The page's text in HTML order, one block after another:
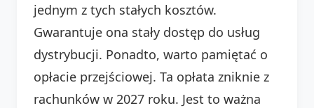
jednym z tych stałych kosztów.
Gwarantuje ona stały dostęp do usług
dystrybucji. Ponadto, warto pamiętać o
opłacie przejściowej. Ta opłata zniknie z
rachunków w 2027 roku. Jest to ważna